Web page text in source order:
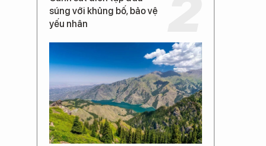
súng với khủng bố, bảo vệ
yếu nhân